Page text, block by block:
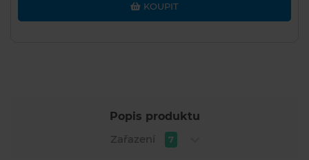
KOUPIT
Popis produktu
Zařazení
7